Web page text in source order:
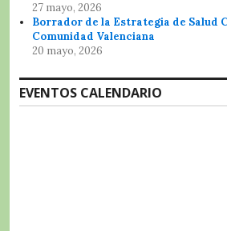
27 mayo, 2026
Borrador de la Estrategia de Salud
Comunidad Valenciana
20 mayo, 2026
EVENTOS CALENDARIO